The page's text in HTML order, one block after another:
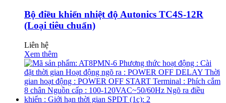
Bộ điều khiển nhiệt độ Autonics TC4S-12R
(Loại tiêu chuẩn)
Liên hệ
Xem thêm